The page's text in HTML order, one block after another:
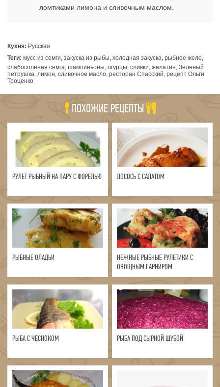
ломтиками лимона и сливочным маслом.
Кухня: Русская
Теги: мусс из семги, закуска из рыбы, холодная закуска, рыбное желе,
слабосоленая семга, шампиньоны, огурцы, сливки, желатин, Зеленый
петрушка, лимон, сливочное масло, ресторан Спасский, рецепт Ольги
Троценко
ПОХОЖИЕ РЕЦЕПТЫ
РУЛЕТ РЫБНЫЙ НА ПАРУ С ФОРЕЛЬЮ ЛОСОСЬ С САЛАТОМ
РЫБНЫЕ ОЛАДЬИ
НЕЖНЫЕ РЫБНЫЕ РУЛЕТИКИ С
ОВОЩНЫМ ГАРНИРОМ
РЫБА С ЧЕСНОКОМ РЫБА ПОД СЫРНОЙ ШУБОЙ